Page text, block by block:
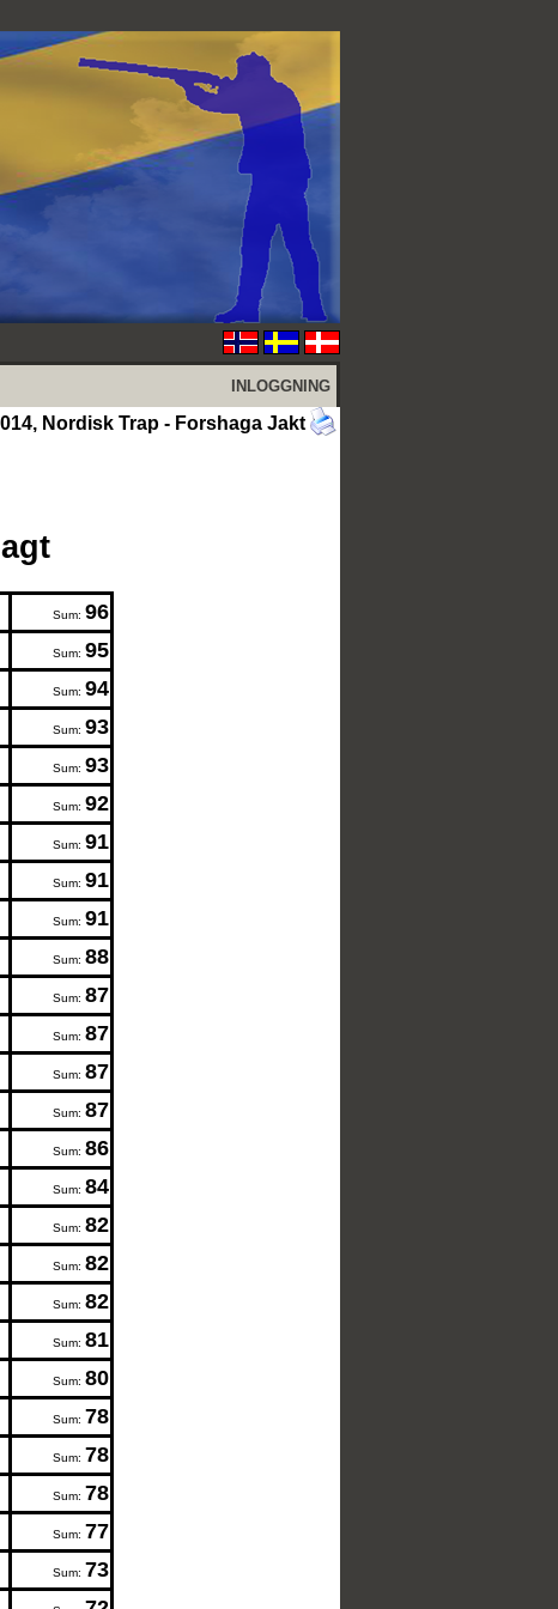
INLOGGNING
Nordisk Trap - Forshaga Jakt &
Sum: 96
Sum: 95
Sum: 94
Sum: 93
Sum: 93
Sum: 92
Sum: 91
Sum: 91
Sum: 91
Sum: 88
Sum: 87
Sum: 87
Sum: 87
Sum: 87
Sum: 86
Sum: 84
Sum: 82
Sum: 82
Sum: 82
Sum: 81
Sum: 80
Sum: 78
Sum: 78
Sum: 78
Sum: 77
Sum: 73